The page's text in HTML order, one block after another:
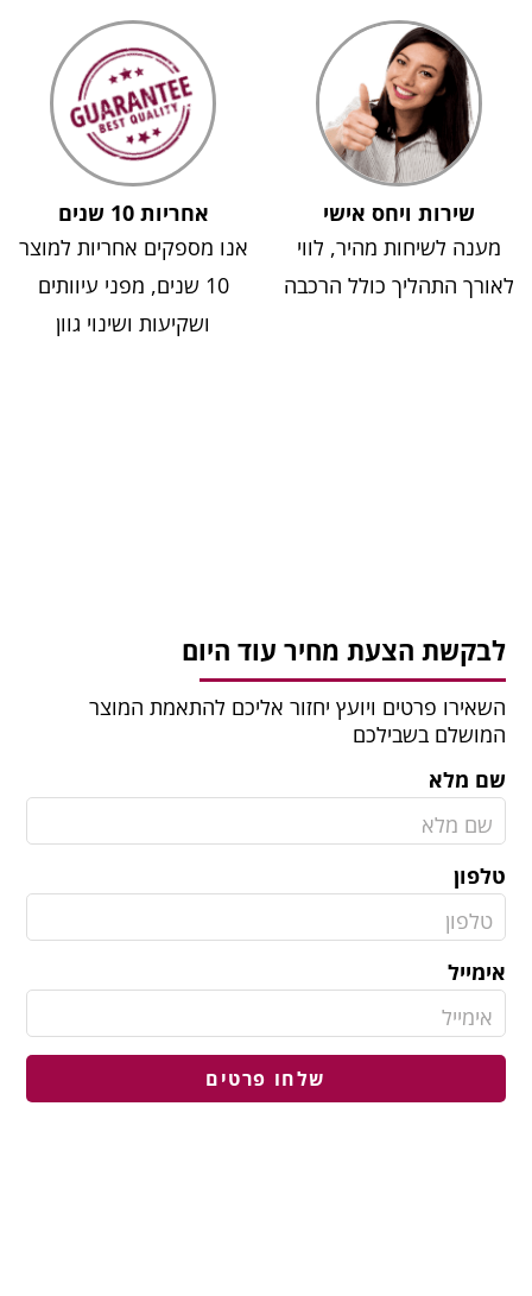
שירות ויחס אישי
מענה לשיחות מהיר, לווי
לאורך התהליך כולל הרכבה
אחריות 10 שנים
אנו מספקים אחריות למוצר
10 שנים, מפני עיוותים
ושקיעות ושינוי גוון
לבקשת הצעת מחיר עוד היום
השאירו פרטים ויועץ יחזור אליכם להתאמת המוצר
המושלם בשבילכם
שם מלא
טלפון
אימייל
שלחו פרטים